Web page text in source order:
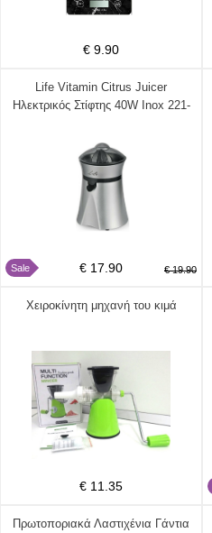
€ 9.90
Life Vitamin Citrus Juicer
Ηλεκτρικός Στίφτης 40W Inox 221-
€ 17.90 € 19.90
Sale
Χειροκίνητη μηχανή του κιμά
€ 11.35
Πρωτοποριακά Λαστιχένια Γάντια